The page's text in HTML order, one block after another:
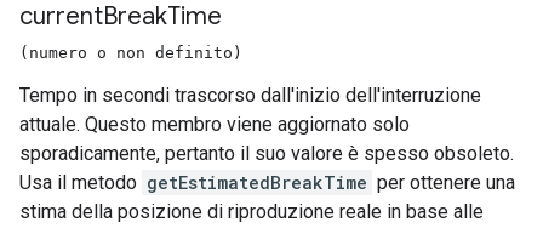
currentBreakTime
(numero o non definito)
Tempo in secondi trascorso dall'inizio dell'interruzione
attuale. Questo membro viene aggiornato solo
sporadicamente, pertanto il suo valore è spesso obsoleto.
Usa il metodo getEstimatedBreakTime per ottenere una
stima della posizione di riproduzione reale in base alle